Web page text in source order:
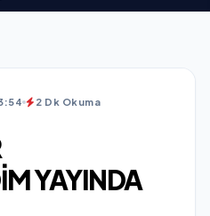
2 Dk Okuma
YAYINDA